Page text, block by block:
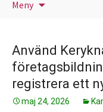
Meny
Använd
registrera ett
maj 24, 2026